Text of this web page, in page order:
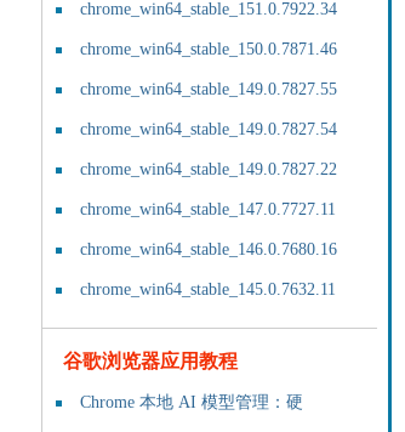
chrome_win64_stable_151.0.7922.34
chrome_win64_stable_150.0.7871.46
chrome_win64_stable_149.0.7827.55
chrome_win64_stable_149.0.7827.54
chrome_win64_stable_149.0.7827.22
chrome_win64_stable_147.0.7727.11
chrome_win64_stable_146.0.7680.16
chrome_win64_stable_145.0.7632.11
谷歌浏览器应用教程
Chrome 本地 AI 模型管理：硬